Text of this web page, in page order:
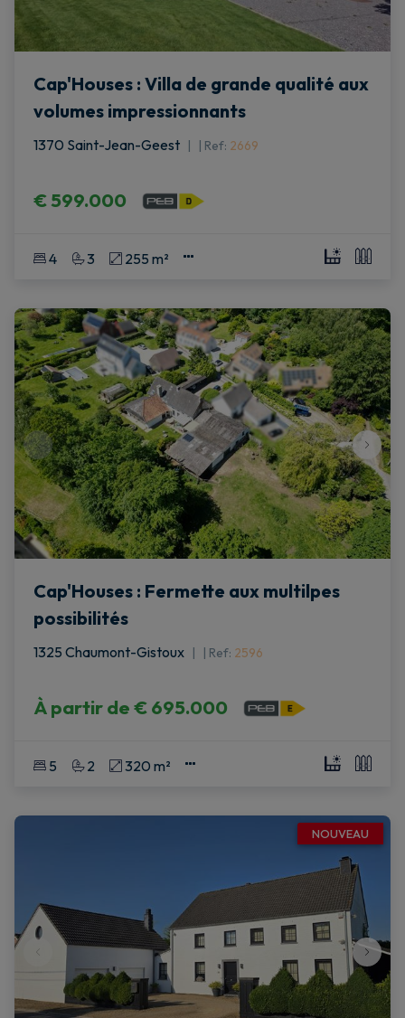
Cap'Houses : Villa de grande qualité aux
volumes impressionnants
1370 Saint-Jean-Geest | Ref: 2669
€ 599.000
4 3 255 m²
Cap'Houses : Fermette aux multilpes
possibilités
1325 Chaumont-Gistoux | Ref: 2596
À partir de€ 695.000
5 2 320 m²
NOUVEAU